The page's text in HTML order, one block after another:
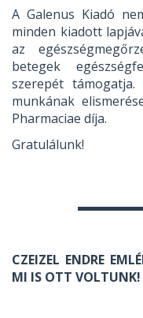
A Galenus Kiadó
minden kiadott
az
betegek
szerepét
munkának
Pharmaciae díja.
Gratulálunk!
CZEIZEL ENDRE
MI IS OTT VOLTUNK!